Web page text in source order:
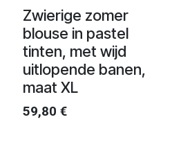
Zwierige zomer
blouse in pastel
tinten, met wijd
uitlopende banen,
maat XL
59,80 €